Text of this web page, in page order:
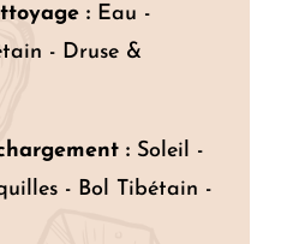
:Eau -
- Druse &
:Soleil -
- Bol Tibétain -